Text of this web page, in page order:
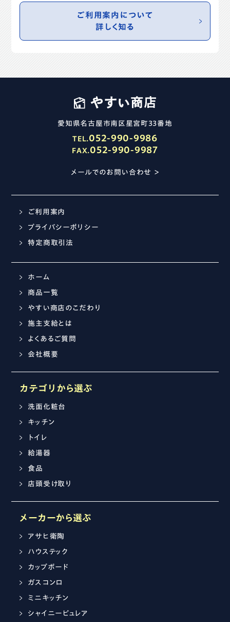
ご利用案内について
詳しく知る
愛知県名古屋市南区星宮町33番地
TEL.052-990-9986
FAX.052-990-9987
メールでのお問い合わせ ＞
ご利用案内
プライバシーポリシー
特定商取引法
ホーム
商品一覧
やすい商店のこだわり
施主支給とは
よくあるご質問
会社概要
カテゴリから選ぶ
洗面化粧台
キッチン
トイレ
給湯器
食品
店頭受け取り
メーカーから選ぶ
アサヒ衛陶
ハウステック
カップボード
ガスコンロ
ミニキッチン
シャイニーピュレア